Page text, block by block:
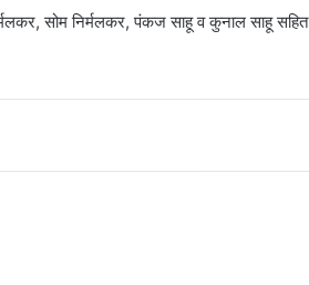
सोम निर्मलकर, पंकज साहू व कुनाल साहू सहित